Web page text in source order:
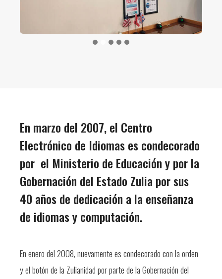
En marzo del 2007, el Centro
Electrónico de Idiomas es condecorado
por el Ministerio de Educación y por la
Gobernación del Estado Zulia por sus
40 años de dedicación a la enseñanza
de idiomas y computación.
En enero del 2008, nuevamente es condecorado con la orden
y el botón de la Zulianidad por parte de la Gobernación del